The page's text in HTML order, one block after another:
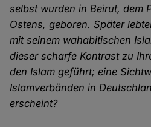
selbst wurden in Beirut, dem
Ostens, geboren. Später
mit seinem wahabitischen
dieser scharfe Kontrast zu
den Islam geführt; eine
Islamverbänden in
erscheint?